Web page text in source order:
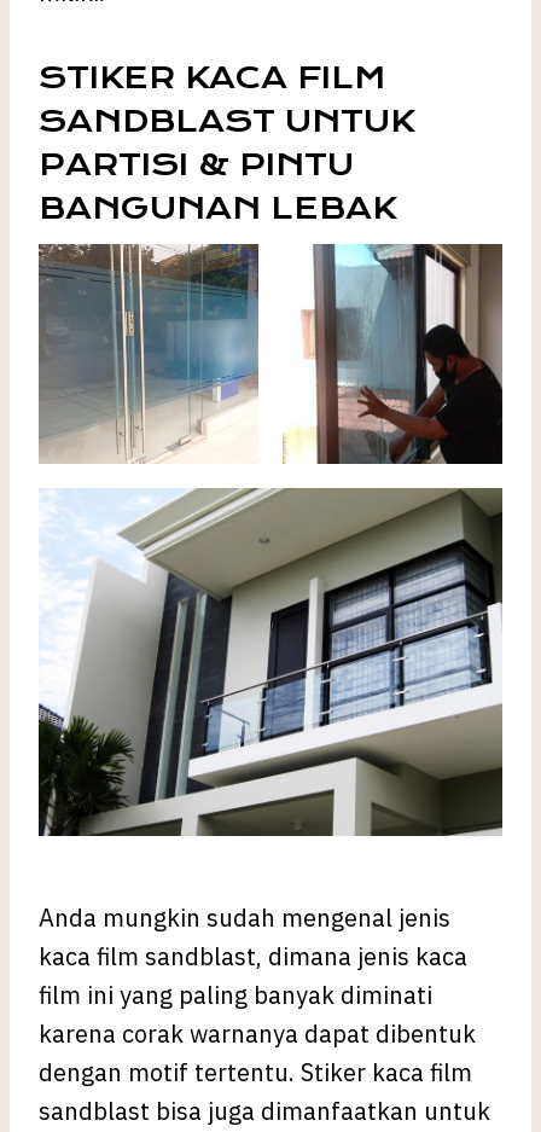
STIKER KACA FILM
SANDBLAST UNTUK
PARTISI & PINTU
BANGUNAN LEBAK
Anda mungkin sudah mengenal jenis
kaca film sandblast, dimana jenis kaca
film ini yang paling banyak diminati
karena corak warnanya dapat dibentuk
dengan motif tertentu. Stiker kaca film
sandblast bisa juga dimanfaatkan untuk